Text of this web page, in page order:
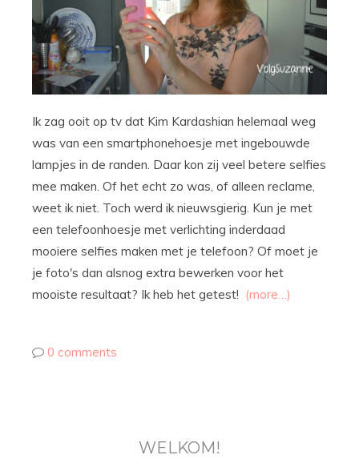
Ik zag ooit op tv dat Kim Kardashian helemaal weg
was van een smartphonehoesje met ingebouwde
lampjes in de randen. Daar kon zij veel betere selfies
mee maken. Of het echt zo was, of alleen reclame,
weet ik niet. Toch werd ik nieuwsgierig. Kun je met
een telefoonhoesje met verlichting inderdaad
mooiere selfies maken met je telefoon? Of moet je
je foto's dan alsnog extra bewerken voor het
mooiste resultaat? Ik heb het getest! (more…)
0 comments
WELKOM!